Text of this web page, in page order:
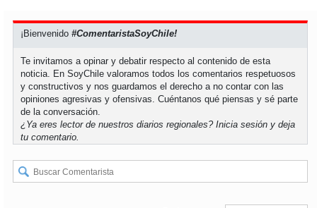
soypuertomontt
soy chiloé
¡Bienvenido#ComentaristaSoyChile!
Te invitamos a opinar y debatir respecto al contenido de esta
noticia. En SoyChile valoramos todos los comentarios respetuosos
y constructivos y nos guardamos el derecho a no contar con las
opiniones agresivas y ofensivas. Cuéntanos qué piensas y sé parte
de la conversación.
¿Ya eres lector de nuestros diarios regionales?Inicia sesión y deja
tu comentario.